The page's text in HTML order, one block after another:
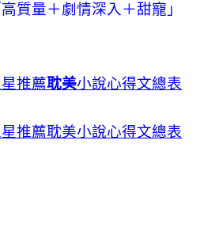
質量＋劇情深入＋甜寵」
推薦耽美小說心得文總表
推薦耽美小說心得文總表